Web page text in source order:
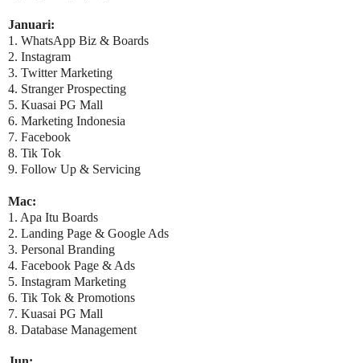
Januari:
1. WhatsApp Biz & Boards
2. Instagram
3. Twitter Marketing
4. Stranger Prospecting
5. Kuasai PG Mall
6. Marketing Indonesia
7. Facebook
8. Tik Tok
9. Follow Up & Servicing
Mac:
1. Apa Itu Boards
2. Landing Page & Google Ads
3. Personal Branding
4. Facebook Page & Ads
5. Instagram Marketing
6. Tik Tok & Promotions
7. Kuasai PG Mall
8. Database Management